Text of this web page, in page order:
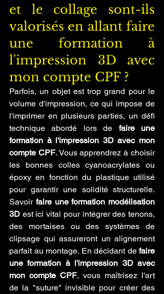
et le collage sont-ils
valorisés en allant faire
une formation à
l'impression 3D avec
mon compte CPF ?
Parfois, un objet est trop grand pour le
volume d'impression, ce qui impose de
l'imprimer en plusieurs parties, un défi
technique abordé lors de faire une
formation à l'impression 3D avec mon
compte CPF. Vous apprendrez à choisir
les bonnes colles cyanoacrylates ou
époxy en fonction du plastique utilisé
pour garantir une solidité structurelle.
Savoir faire une formation modélisation
3D est ici vital pour intégrer des tenons,
des mortaises ou des systèmes de
clipsage qui assureront un alignement
parfait au montage. En décidant de faire
une formation à l'impression 3D avec
mon compte CPF, vous maîtrisez l'art
de la "suture" invisible pour créer des